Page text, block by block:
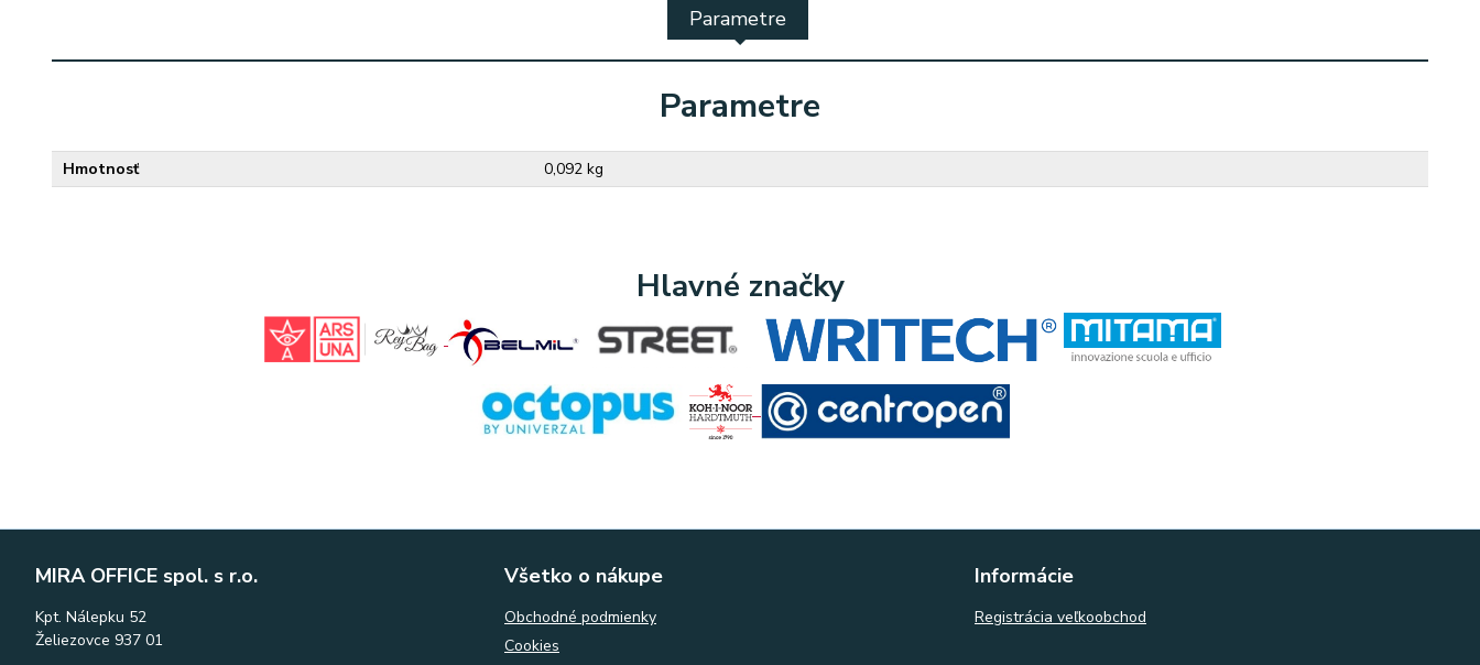
Parametre
Parametre
Hmotnosť 0,092 kg
Hlavné značky
MIRA OFFICE spol. s r.o.
Kpt. Nálepku 52
Želiezovce 937 01
Všetko o nákupe
Obchodné podmienky
Cookies
Informácie
Registrácia veľkoobchod